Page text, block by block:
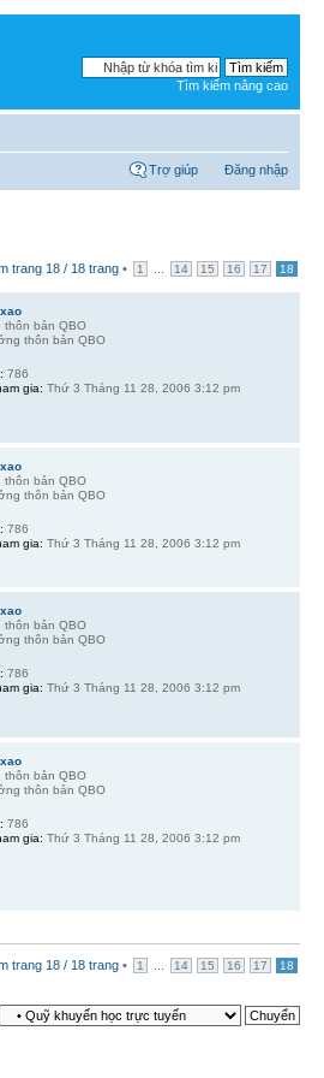
Tìm kiếm nâng cao
Trợ giúp Đăng nhập
trang 18 / 18 trang • 1 14 15 16 17 18
thôn bản QBO
786
gia: Thứ 3 Tháng 11 28, 2006 3:12 pm
thôn bản QBO
786
gia: Thứ 3 Tháng 11 28, 2006 3:12 pm
thôn bản QBO
786
gia: Thứ 3 Tháng 11 28, 2006 3:12 pm
thôn bản QBO
786
gia: Thứ 3 Tháng 11 28, 2006 3:12 pm
trang 18 / 18 trang • 1 14 15 16 17 18